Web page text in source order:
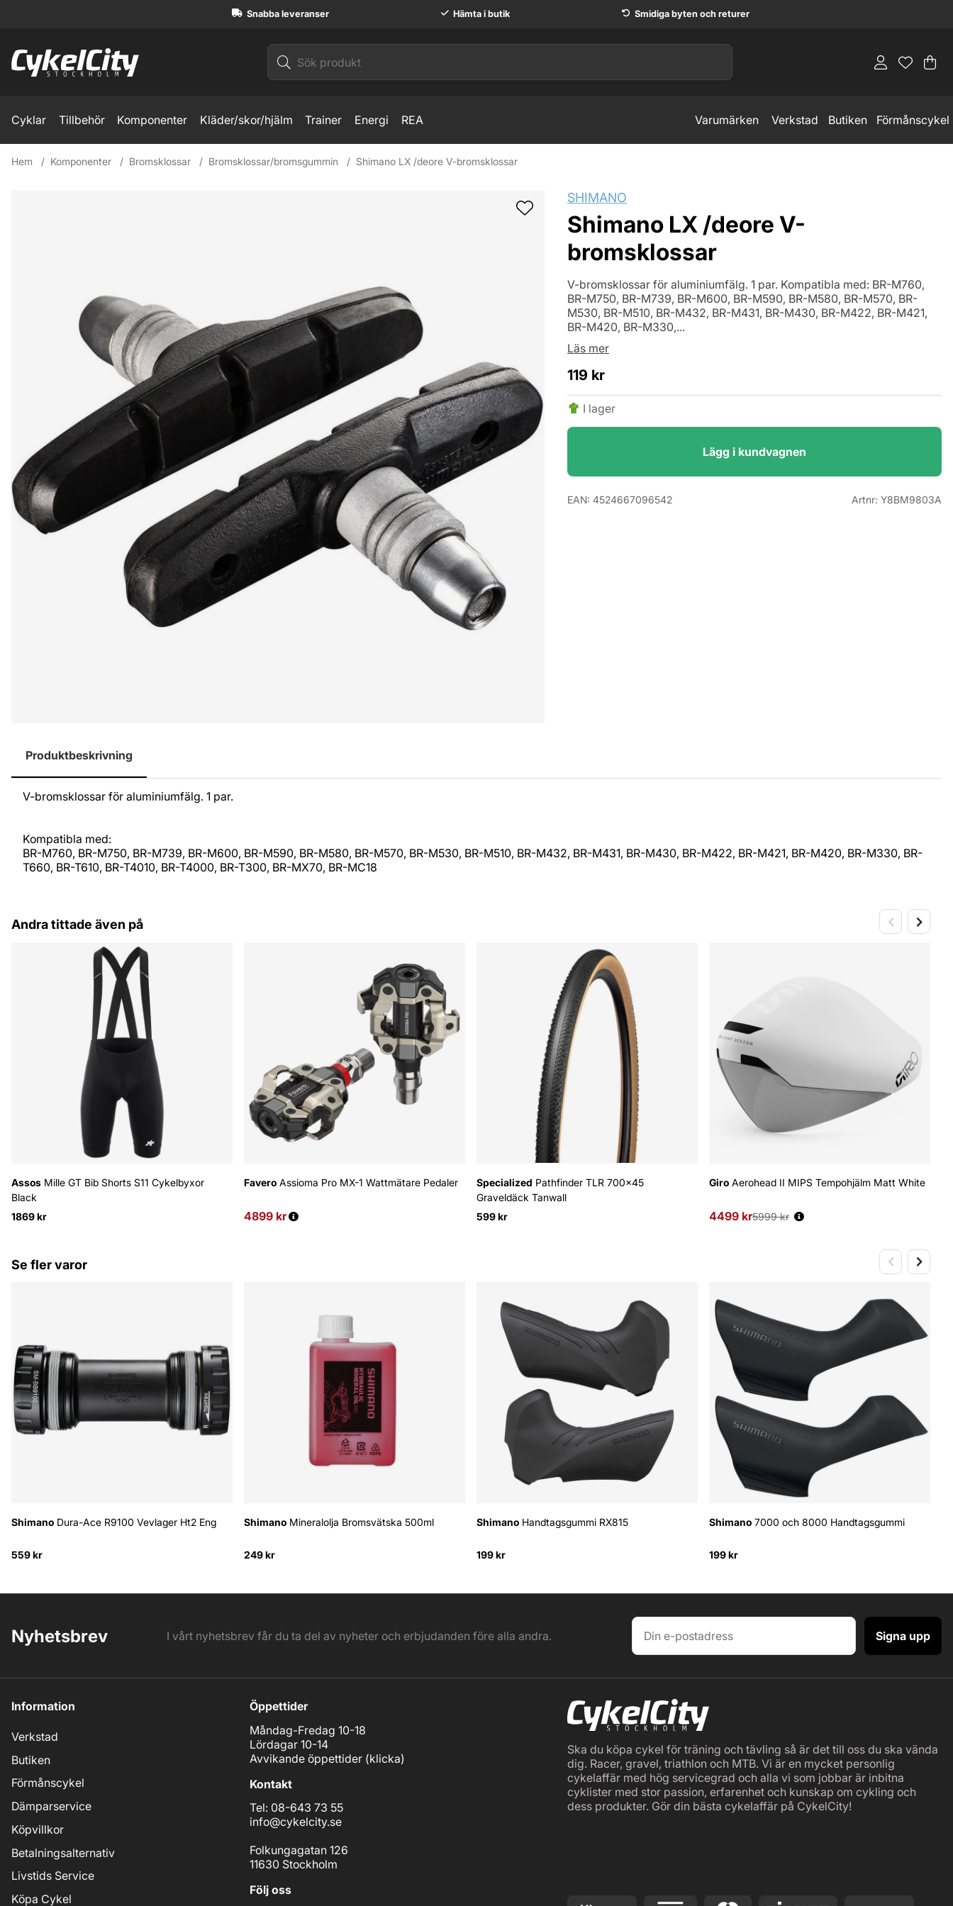
Snabba leveranser Hämta i butik Smidiga byten och returer
.
Cyklar Tillbehör Komponenter Kläder/skor/hjälm Trainer Energi REA Varumärken Verkstad Butiken Förmånscykel
Hem Komponenter Bromsklossar Bromsklossar/bromsgummin Shimano LX /deore V-bromsklossar
SHIMANO
Shimano LX /deore V-
bromsklossar
V-bromsklossar för aluminiumfälg. 1 par. Kompatibla med: BR-M760,
BR-M750, BR-M739, BR-M600, BR-M590, BR-M580, BR-M570, BR-
M530, BR-M510, BR-M432, BR-M431, BR-M430, BR-M422, BR-M421,
BR-M420, BR-M330,...
Läs mer
119 kr
I lager
Lägg i kundvagnen
EAN: 4524667096542 Artnr: Y8BM9803A
Produktbeskrivning
V-bromsklossar för aluminiumfälg. 1 par.
Kompatibla med:
BR-M760, BR-M750, BR-M739, BR-M600, BR-M590, BR-M580, BR-M570, BR-M530, BR-M510, BR-M432, BR-M431, BR-M430, BR-M422, BR-M421, BR-M420, BR-M330, BR-
T660, BR-T610, BR-T4010, BR-T4000, BR-T300, BR-MX70, BR-MC18
Andra tittade även på
Assos Mille GT Bib Shorts S11 Cykelbyxor
Black
1869 kr
Favero Assioma Pro MX-1 Wattmätare Pedaler
4899 kr
Ordinarie pris:
Specialized Pathfinder TLR 700x45
Graveldäck Tanwall
599 kr
Giro Aerohead II MIPS Tempohjälm Matt White
4499 kr
Ordinarie pris:
5999 kr
Se fler varor
Shimano Dura-Ace R9100 Vevlager Ht2 Eng
559 kr
Shimano Mineralolja Bromsvätska 500ml
249 kr
Shimano Handtagsgummi RX815
199 kr
Shimano 7000 och 8000 Handtagsgummi
199 kr
Nyhetsbrev I vårt nyhetsbrev får du ta del av nyheter och erbjudanden före alla andra. Signa upp
Information
Verkstad
Butiken
Förmånscykel
Dämparservice
Köpvillkor
Betalningsalternativ
Livstids Service
Köpa Cykel
Öppettider
Måndag-Fredag 10-18
Lördagar 10-14
Avvikande öppettider (klicka)
Kontakt
Tel: 08-643 73 55
info@cykelcity.se
Folkungagatan 126
11630 Stockholm
Följ oss
Ska du köpa cykel för träning och tävling så är det till oss du ska vända
dig. Racer, gravel, triathlon och MTB. Vi är en mycket personlig
cykelaffär med hög servicegrad och alla vi som jobbar är inbitna
cyklister med stor passion, erfarenhet och kunskap om cykling och
dess produkter. Gör din bästa cykelaffär på CykelCity!